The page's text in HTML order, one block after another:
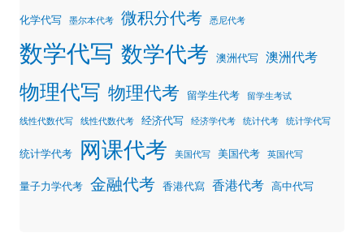
化学代写 墨尔本代考 微积分代考 悉尼代考
数学代写 数学代考 澳洲代写 澳洲代考
物理代写 物理代考 留学生代考 留学生考试
线性代数代写 线性代数代考 经济代写 经济学代考 统计代考 统计学代写
统计学代考 网课代考 美国代写 美国代考 英国代写
量子力学代考 金融代考 香港代寫 香港代考 高中代写